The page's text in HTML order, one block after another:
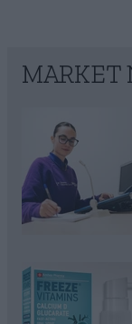
MARKET